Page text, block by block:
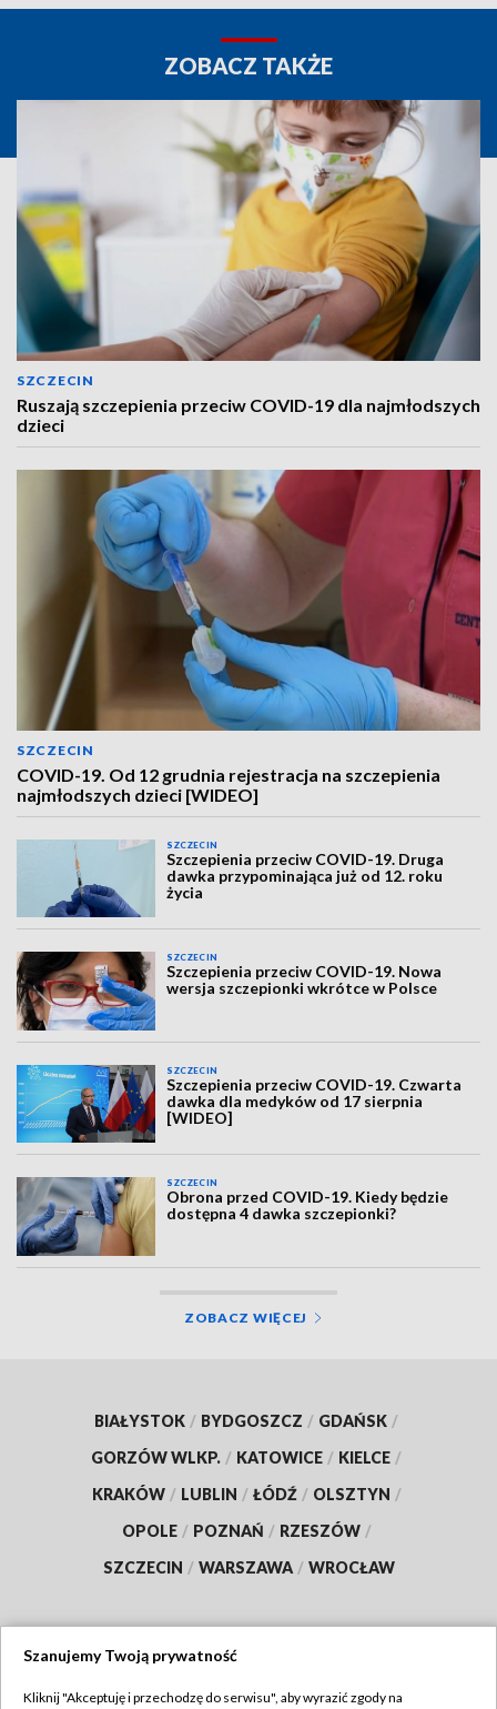
ZOBACZ TAKŻE
SZCZECIN
Ruszają szczepienia przeciw COVID-19 dla najmłodszych
dzieci
SZCZECIN
COVID-19. Od 12 grudnia rejestracja na szczepienia
najmłodszych dzieci [WIDEO]
SZCZECIN
Szczepienia przeciw COVID-19. Druga
dawka przypominająca już od 12. roku
życia
SZCZECIN
Szczepienia przeciw COVID-19. Nowa
wersja szczepionki wkrótce w Polsce
SZCZECIN
Szczepienia przeciw COVID-19. Czwarta
dawka dla medyków od 17 sierpnia
[WIDEO]
SZCZECIN
Obrona przed COVID-19. Kiedy będzie
dostępna 4 dawka szczepionki?
ZOBACZ WIĘCEJ
BIAŁYSTOK / BYDGOSZCZ / GDAŃSK /
GORZÓW WLKP. / KATOWICE / KIELCE /
KRAKÓW / LUBLIN / ŁÓDŹ / OLSZTYN /
OPOLE / POZNAŃ / RZESZÓW /
SZCZECIN / WARSZAWA / WROCŁAW
Szanujemy Twoją prywatność
Kliknij "Akceptuję i przechodzę do serwisu", aby wyrazić zgody na